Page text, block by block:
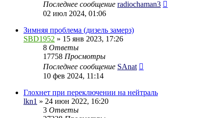
Последнее сообщение radiochaman3
02 июл 2024, 01:06
Зимняя проблема (дизель замерз)
SBD1952 » 15 янв 2023, 17:26
8 Ответы
17758 Просмотры
Последнее сообщение SAnat
10 фев 2024, 11:14
Глохнет при переключении на нейтраль
lkn1 » 24 июн 2022, 16:20
3 Ответы